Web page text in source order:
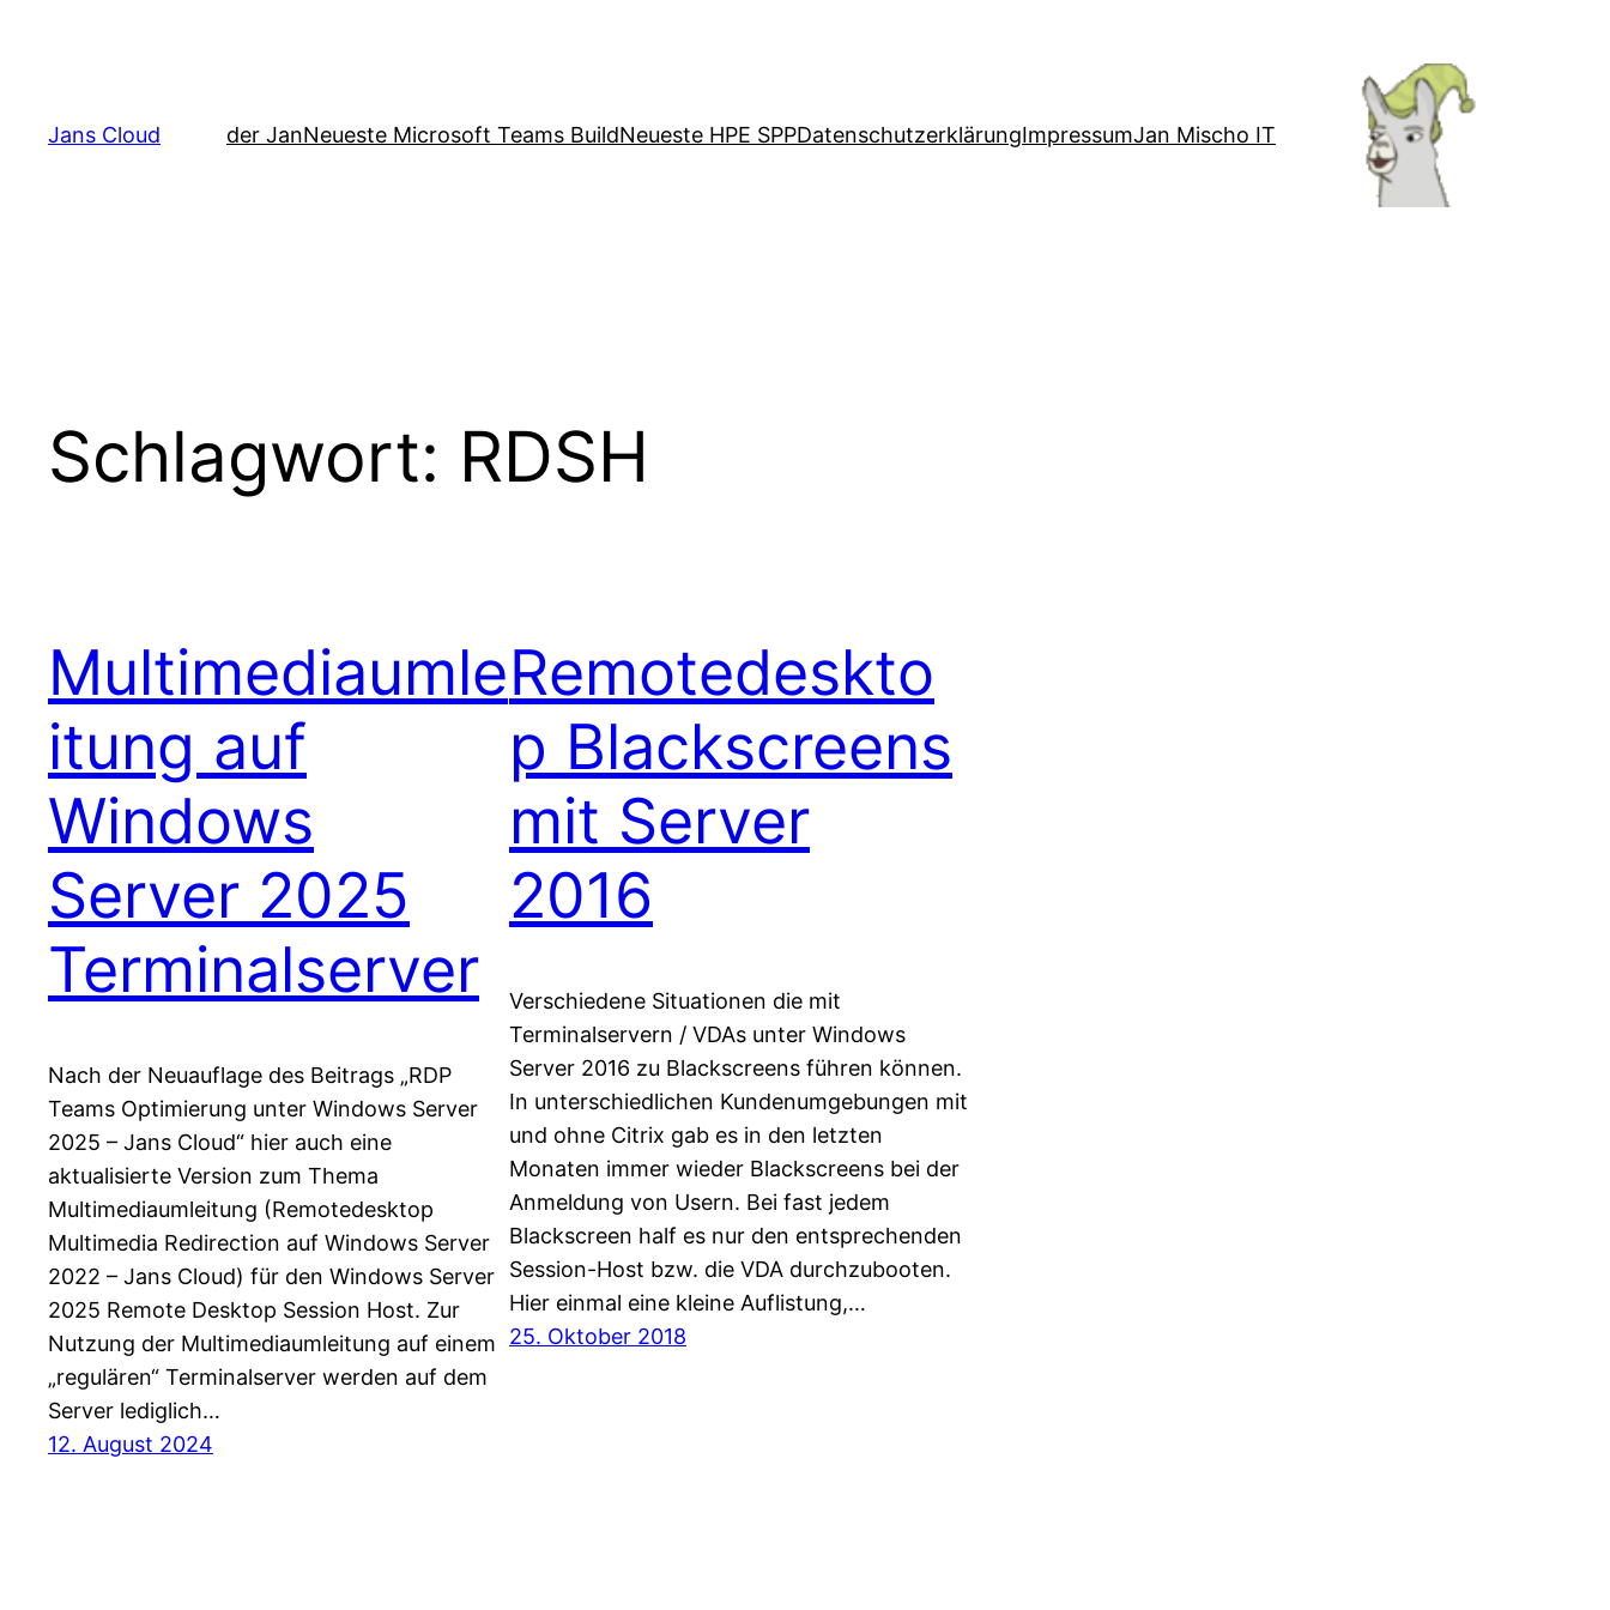
Jans Cloud
der JanNeueste Microsoft Teams BuildNeueste HPE SPPDatenschutzerklärungImpressumJan Mischo IT
Schlagwort: RDSH
Multimediaumle
itung auf
Windows
Server 2025
Terminalserver
Nach der Neuauflage des Beitrags „RDP
Teams Optimierung unter Windows Server
2025 – Jans Cloud“ hier auch eine
aktualisierte Version zum Thema
Multimediaumleitung (Remotedesktop
Multimedia Redirection auf Windows Server
2022 – Jans Cloud) für den Windows Server
2025 Remote Desktop Session Host. Zur
Nutzung der Multimediaumleitung auf einem
„regulären“ Terminalserver werden auf dem
Server lediglich…
12. August 2024
Remotedeskto
p Blackscreens
mit Server
2016
Verschiedene Situationen die mit
Terminalservern / VDAs unter Windows
Server 2016 zu Blackscreens führen können.
In unterschiedlichen Kundenumgebungen mit
und ohne Citrix gab es in den letzten
Monaten immer wieder Blackscreens bei der
Anmeldung von Usern. Bei fast jedem
Blackscreen half es nur den entsprechenden
Session-Host bzw. die VDA durchzubooten.
Hier einmal eine kleine Auflistung,…
25. Oktober 2018